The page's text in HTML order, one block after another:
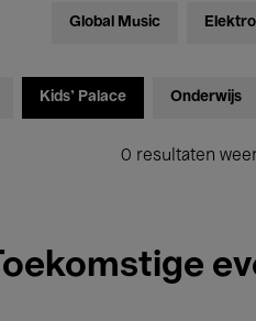
Global Music
Kids’ Palace Onderwijs
0 resultaten